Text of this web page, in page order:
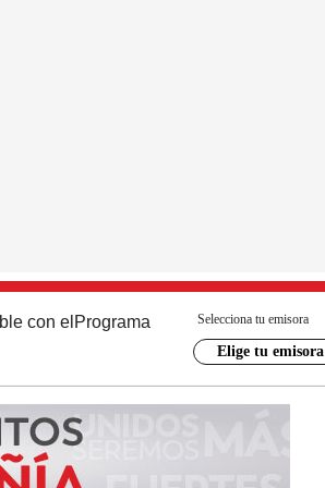
con el Programa Selecciona tu emisora
Elige tu emisora